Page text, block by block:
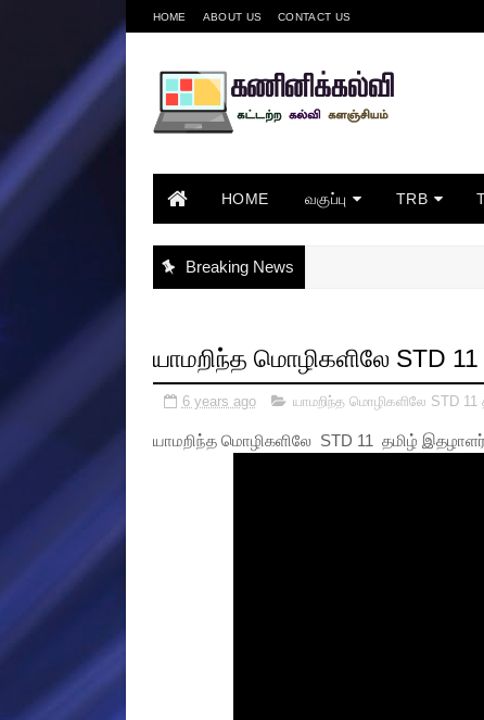
HOME ABOUT US CONTACT US
HOME வகுப்பு TRB
Breaking News
யாமறிந்த மொழிகளிலே STD
6 years ago யாமறிந்த மொழிகளிலே STD
யாமறிந்த மொழிகளிலே STD 11 தமிழ் இதழாளர்